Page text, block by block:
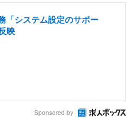
「システム設定のサポー
映
Sponsored by